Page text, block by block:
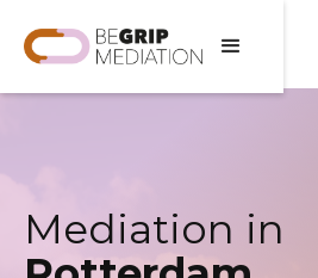
Mediation in